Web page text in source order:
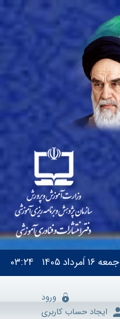
جمعه۱۶ اَمرداد ۱۴۰۵ ۰۳:۲۴
ورود
ایجاد حساب کاربری